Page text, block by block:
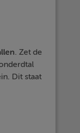
. Zet de
Dit staat